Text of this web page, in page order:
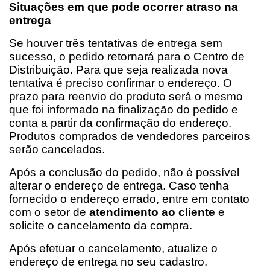
Situações em que pode ocorrer atraso na
entrega
Se houver três tentativas de entrega sem
sucesso, o pedido retornará para o Centro de
Distribuição. Para que seja realizada nova
tentativa é preciso confirmar o endereço. O
prazo para reenvio do produto será o mesmo
que foi informado na finalização do pedido e
conta a partir da confirmação do endereço.
Produtos comprados de vendedores parceiros
serão cancelados.
Após a conclusão do pedido, não é possível
alterar o endereço de entrega. Caso tenha
fornecido o endereço errado, entre em contato
com o setor de atendimento ao cliente e
solicite o cancelamento da compra.
Após efetuar o cancelamento, atualize o
endereço de entrega no seu cadastro.